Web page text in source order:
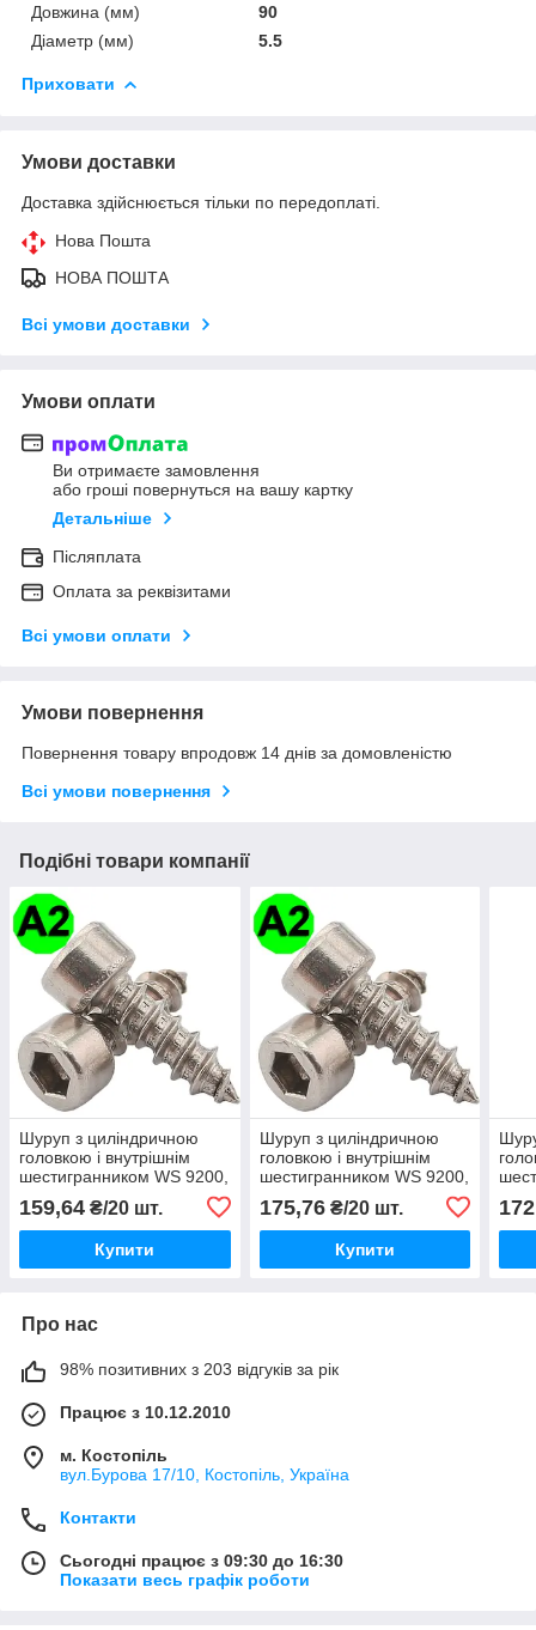
Довжина (мм)
90
Діаметр (мм)
5.5
Приховати
Умови доставки
Доставка здійснюється тільки по передоплаті.
Нова Пошта
НОВА ПОШТА
Всі умови доставки
Умови оплати
Ви отримаєте замовлення
або гроші повернуться на вашу картку
Детальніше
Післяплата
Оплата за реквізитами
Всі умови оплати
Умови повернення
Повернення товару впродовж 14 днів за домовленістю
Всі умови повернення
Подібні товари компанії
Шуруп з циліндричною
головкою і внутрішнім
шестигранником WS 9200,
5,5X38 мм
159,64 ₴/20 шт.
Купити
Шуруп з циліндричною
головкою і внутрішнім
шестигранником WS 9200,
5,5X45 мм
175,76₴/20 шт.
Купити
Про нас
98% позитивних з 203 відгуків за рік
Працює з 10.12.2010
м. Костопіль
вул.Бурова 17/10, Костопіль, Україна
Контакти
Сьогодні працює з 09:30 до 16:30
Показати весь графік роботи